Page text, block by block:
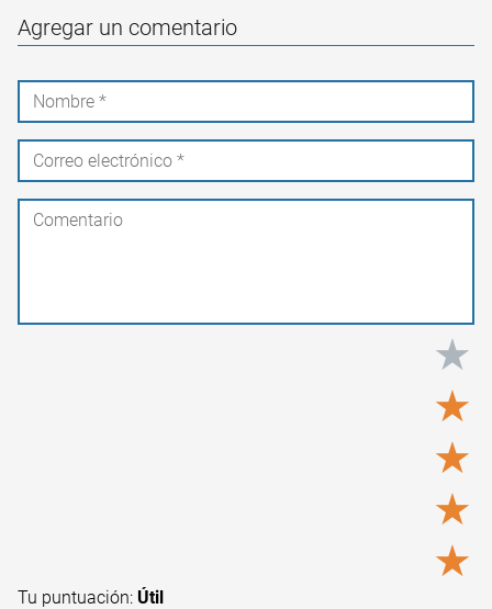
Agregar un comentario
★
★
★
★
★
Tu puntuación: Útil